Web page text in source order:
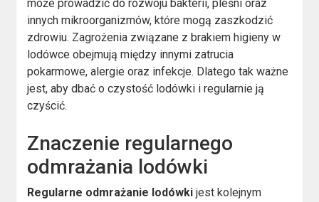
może prowadzić do rozwoju bakterii, pleśni oraz
innych mikroorganizmów, które mogą zaszkodzić
zdrowiu. Zagrożenia związane z brakiem higieny w
lodówce obejmują między innymi zatrucia
pokarmowe, alergie oraz infekcje. Dlatego tak ważne
jest, aby dbać o czystość lodówki i regularnie ją
czyścić.
Znaczenie regularnego
odmrażania lodówki
Regularne odmrażanie lodówki jest kolejnym